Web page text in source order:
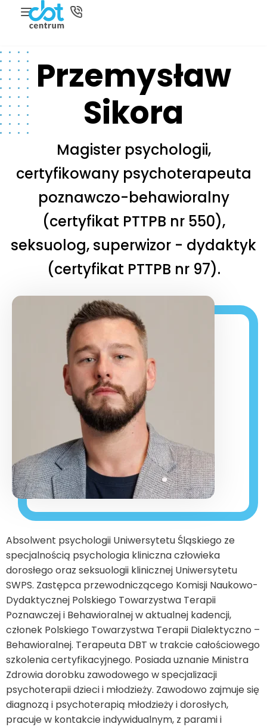
Przemysław
Sikora
Magister psychologii,
certyfikowany psychoterapeuta
poznawczo-behawioralny
(certyfikat PTTPB nr 550),
seksuolog, superwizor - dydaktyk
(certyfikat PTTPB nr 97).
Absolwent psychologii Uniwersytetu Śląskiego ze
specjalnością psychologia kliniczna człowieka
dorosłego oraz seksuologii klinicznej Uniwersytetu
SWPS. Zastępca przewodniczącego Komisji Naukowo-
Dydaktycznej Polskiego Towarzystwa Terapii
Poznawczej i Behawioralnej w aktualnej kadencji,
członek Polskiego Towarzystwa Terapii Dialektyczno –
Behawioralnej. Terapeuta DBT w trakcie całościowego
szkolenia certyfikacyjnego. Posiada uznanie Ministra
Zdrowia dorobku zawodowego w specjalizacji
psychoterapii dzieci i młodzieży. Zawodowo zajmuje się
diagnozą i psychoterapią młodzieży i dorosłych,
pracuje w kontakcie indywidualnym, z parami i